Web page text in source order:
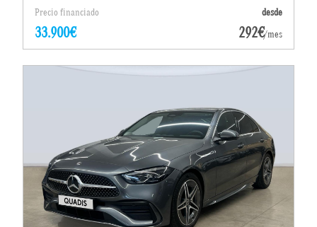
Precio financiado desde
33.900€ 292€/mes